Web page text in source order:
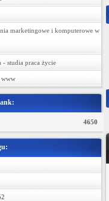
marketingowe i komputerowe w
- studia praca życie
www
4650